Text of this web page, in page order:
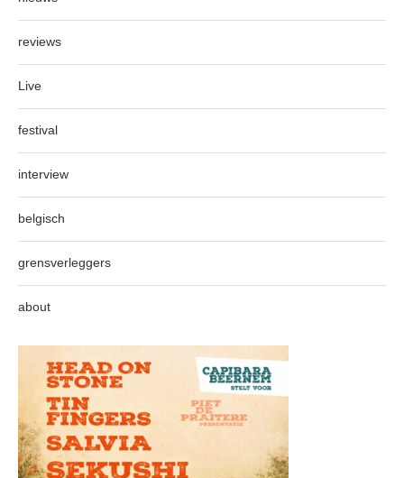
reviews
Live
festival
interview
belgisch
grensverleggers
about